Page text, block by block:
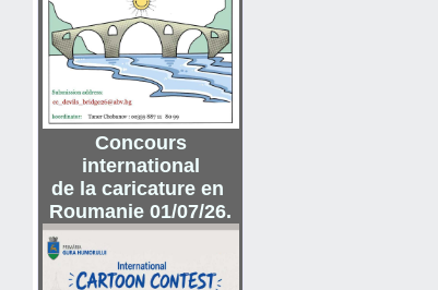
Concours
international
de la caricature en
Roumanie 01/07/26.